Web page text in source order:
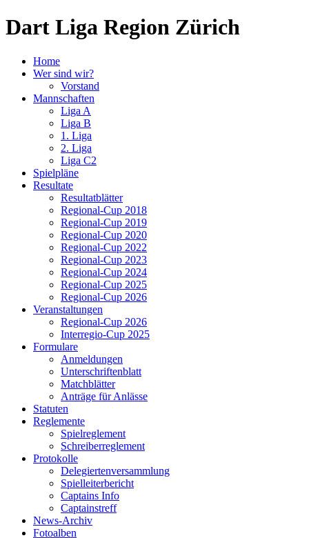
Dart Liga Region Zürich
Home
Wer sind wir?
Vorstand
Mannschaften
Liga A
Liga B
1. Liga
2. Liga
Liga C2
Spielpläne
Resultate
Resultatblätter
Regional-Cup 2018
Regional-Cup 2019
Regional-Cup 2020
Regional-Cup 2022
Regional-Cup 2023
Regional-Cup 2024
Regional-Cup 2025
Regional-Cup 2026
Veranstaltungen
Regional-Cup 2026
Interregio-Cup 2025
Formulare
Anmeldungen
Unterschriftenblatt
Matchblätter
Anträge für Anlässe
Statuten
Reglemente
Spielreglement
Schreiberreglement
Protokolle
Delegiertenversammlung
Spielleiterbericht
Captains Info
Captainstreff
News-Archiv
Fotoalben